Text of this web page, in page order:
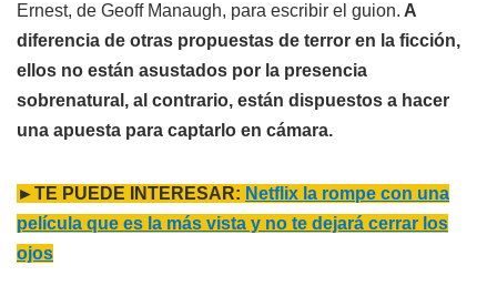
Ernest, de Geoff Manaugh, para escribir el guion. A
diferencia de otras propuestas de terror en la ficción,
ellos no están asustados por la presencia
sobrenatural, al contrario, están dispuestos a hacer
una apuesta para captarlo en cámara.
►TE PUEDE INTERESAR: Netflix la rompe con una
película que es la más vista y no te dejará cerrar los
ojos